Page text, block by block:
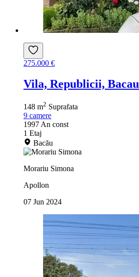
275.000 €
Vila, Republicii, Bacau
148 m2 Suprafata
9 camere
1997 An const
1 Etaj
Bacău
Morariu Simona
Apollon
07 Jun 2024